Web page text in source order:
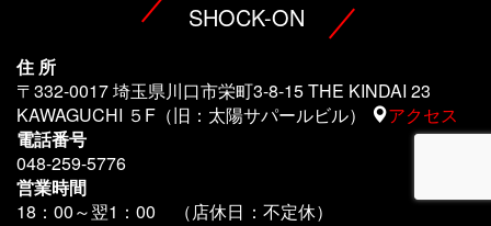
SHOCK-ON
住 所
〒332-0017 埼玉県川口市栄町3-8-15 THE KINDAI 23
KAWAGUCHI ５F（旧：太陽サパールビル）
アクセス
電話番号
048-259-5776
営業時間
18：00～翌1 ：00 （店休日：不定休）